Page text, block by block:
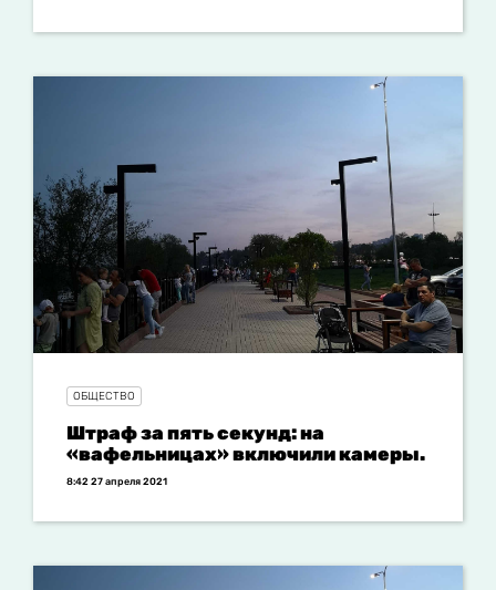
ОБЩЕСТВО
Штраф за пять секунд: на
«вафельницах» включили камеры.
8:42 27 апреля 2021